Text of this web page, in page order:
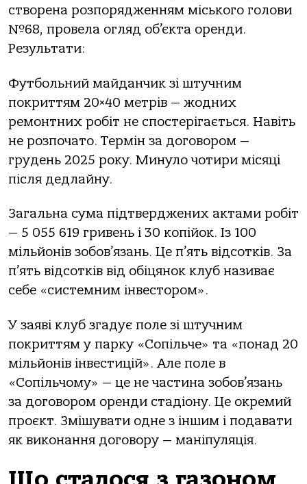
створена розпорядженням міського голови
№68, провела огляд об’єкта оренди.
Результати:
Футбольний майданчик зі штучним
покриттям 20×40 метрів — жодних
ремонтних робіт не спостерігається. Навіть
не розпочато. Термін за договором —
грудень 2025 року. Минуло чотири місяці
після дедлайну.
Загальна сума підтверджених актами робіт
— 5 055 619 гривень і 30 копійок. Із 100
мільйонів зобов’язань. Це п’ять відсотків. За
п’ять відсотків від обіцянок клуб називає
себе «системним інвестором».
У заяві клуб згадує поле зі штучним
покриттям у парку «Сопільче» та «понад 20
мільйонів інвестицій». Але поле в
«Сопільчому» — це не частина зобов’язань
за договором оренди стадіону. Це окремий
проєкт. Змішувати одне з іншим і подавати
як виконання договору — маніпуляція.